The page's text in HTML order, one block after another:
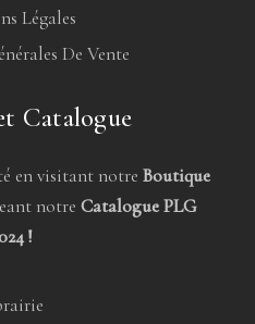
Légales
De Vente
Catalogue
en visitant notre Boutique
notre Catalogue PLG
!